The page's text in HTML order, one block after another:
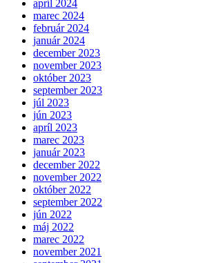
apríl 2024
marec 2024
február 2024
január 2024
december 2023
november 2023
október 2023
september 2023
júl 2023
jún 2023
apríl 2023
marec 2023
január 2023
december 2022
november 2022
október 2022
september 2022
jún 2022
máj 2022
marec 2022
november 2021